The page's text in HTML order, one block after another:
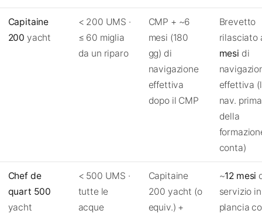
Capitaine
200 yacht
< 200 UMS ·
≤ 60 miglia
da un riparo
CMP + ~6
mesi (180
gg) di
navigazione
effettiva
dopo il CMP
Brevetto
rilasciato
mesi di
effettiva
nav. prima
della
conta)
Chef de
quart 500
yacht
< 500 UMS ·
tutte le
acque
Capitaine
200 yacht (o
equiv.) +
~12 mesi
servizio in
plancia